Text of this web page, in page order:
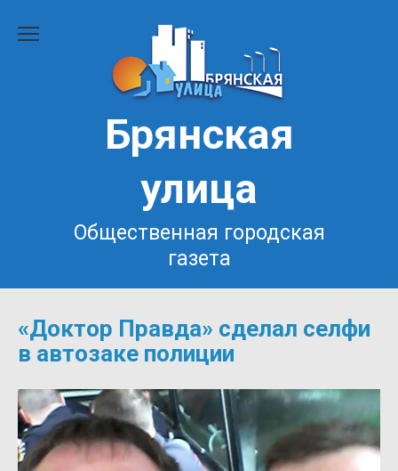
Брянская
улица
Общественная городская
газета
«Доктор Правда» сделал селфи
в автозаке полиции